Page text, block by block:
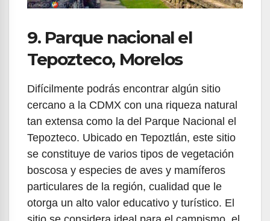
9. Parque nacional el
Tepozteco, Morelos
Difícilmente podrás encontrar algún sitio
cercano a la CDMX con una riqueza natural
tan extensa como la del Parque Nacional el
Tepozteco. Ubicado en Tepoztlán, este sitio
se constituye de varios tipos de vegetación
boscosa y especies de aves y mamíferos
particulares de la región, cualidad que le
otorga un alto valor educativo y turístico. El